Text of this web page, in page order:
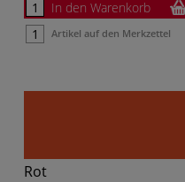
In den Warenkorb
Artikel auf den Merkzettel
Rot